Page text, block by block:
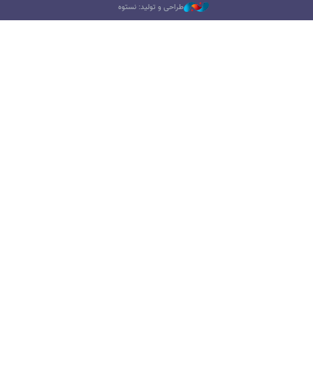
طراحی و تولید: نستوه